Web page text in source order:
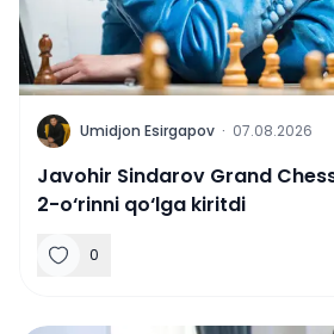
U Umidjon Esirgapov · 07.08.2026
Javohir Sindarov Grand
2-o‘rinni qo‘lga kiritdi
0